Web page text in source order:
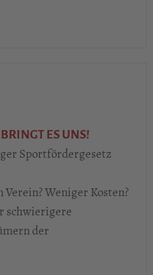
ES UNS!
Sportfördergesetz
Weniger Kosten?
schwierigere
der